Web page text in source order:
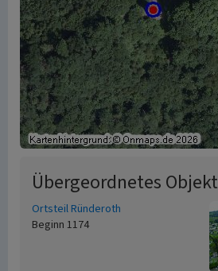
Übergeordnetes Objekt
Ortsteil Ründeroth
Beginn 1174